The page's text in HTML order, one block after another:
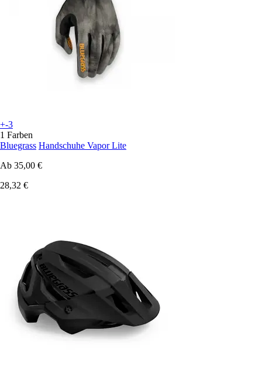
+-3
1 Farben
Bluegrass Handschuhe Vapor Lite
Ab 35,00 €
28,32 €